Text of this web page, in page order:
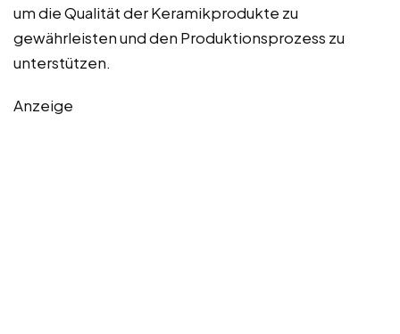
um die Qualität der Keramikprodukte zu
gewährleisten und den Produktionsprozess zu
unterstützen.
Anzeige